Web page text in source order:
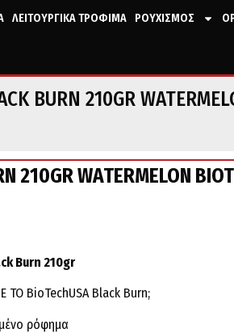
ΛΕΙΤΟΥΡΓΙΚΑ ΤΡΟΦΙΜΑ ΡΟΥΧΙΣΜΟΣ
BURN 210GR
210GR WATERMELON
Burn 210gr
ΤΟ BioTechUSA Black Burn;
ρόφημα